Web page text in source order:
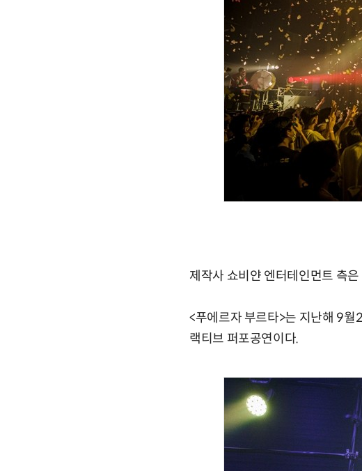
제작사 쇼비얀 엔터테인먼트 측
<푸에르자 부르타>는 지난해 9
랙티브 퍼포공연이다.